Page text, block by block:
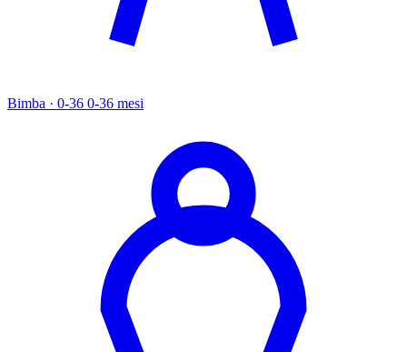
Bimba · 0-36 0-36 mesi